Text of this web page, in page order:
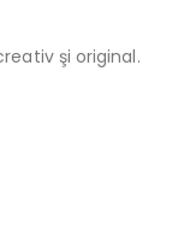
şi original.